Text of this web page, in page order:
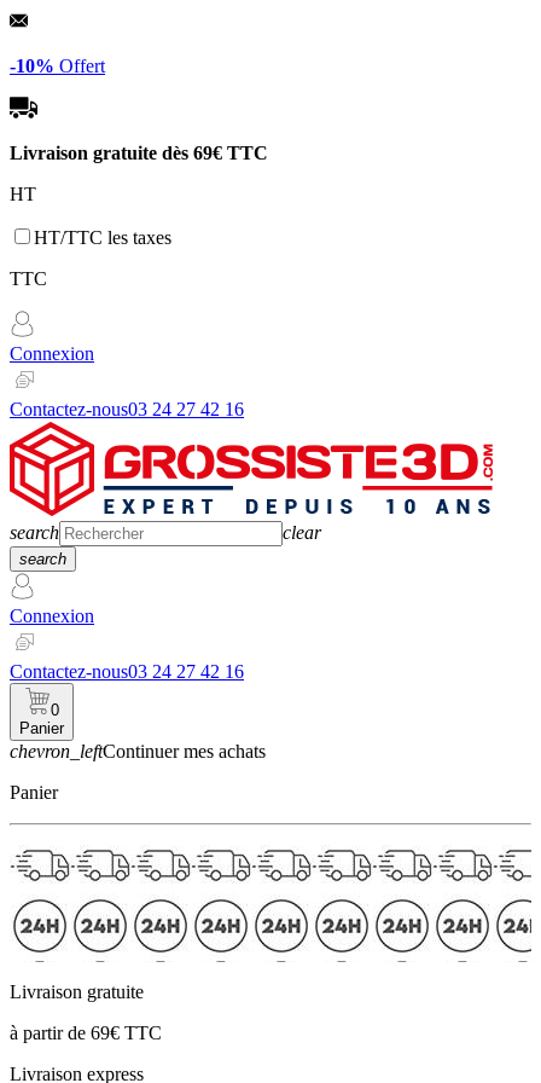
Panneau de gestion des cookies
-10% Offert
Livraison gratuite dès 69€ TTC
HT
HT/TTC les taxes
TTC
Connexion
Contactez-nous03 24 27 42 16
search clear
search
Connexion
Contactez-nous03 24 27 42 16
0
Panier
chevron_leftContinuer mes achats
Panier
Livraison gratuite
à partir de 69€ TTC
Livraison express